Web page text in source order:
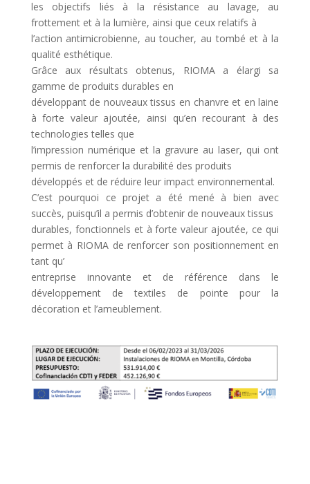
les objectifs liés à la résistance au lavage, au
frottement et à la lumière, ainsi que ceux relatifs à
l’action antimicrobienne, au toucher, au tombé et à la
qualité esthétique.
Grâce aux résultats obtenus, RIOMA a élargi sa
gamme de produits durables en
développant de nouveaux tissus en chanvre et en laine
à forte valeur ajoutée, ainsi qu’en recourant à des
technologies telles que
l’impression numérique et la gravure au laser, qui ont
permis de renforcer la durabilité des produits
développés et de réduire leur impact environnemental.
C’est pourquoi ce projet a été mené à bien avec
succès, puisqu’il a permis d’obtenir de nouveaux tissus
durables, fonctionnels et à forte valeur ajoutée, ce qui
permet à RIOMA de renforcer son positionnement en
tant qu’
entreprise innovante et de référence dans le
développement de textiles de pointe pour la
décoration et l’ameublement.